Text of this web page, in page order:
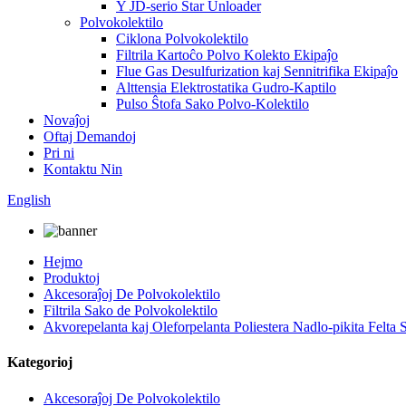
Y JD-serio Star Unloader
Polvokolektilo
Ciklona Polvokolektilo
Filtrila Kartoĉo Polvo Kolekto Ekipaĵo
Flue Gas Desulfurization kaj Sennitrifika Ekipaĵo
Alttensia Elektrostatika Gudro-Kaptilo
Pulso Ŝtofa Sako Polvo-Kolektilo
Novaĵoj
Oftaj Demandoj
Pri ni
Kontaktu Nin
English
Hejmo
Produktoj
Akcesoraĵoj De Polvokolektilo
Filtrila Sako de Polvokolektilo
Akvorepelanta kaj Oleforpelanta Poliestera Nadlo-pikita Felta
Kategorioj
Akcesoraĵoj De Polvokolektilo